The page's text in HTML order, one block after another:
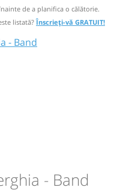
⤣
de a planifica o călătorie.
listată?Înscrieți-vă GRATUIT!
- Band
- Band